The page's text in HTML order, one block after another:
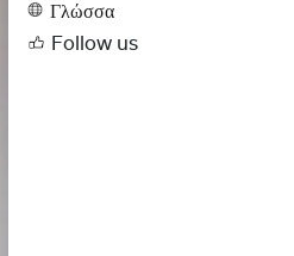
Γλώσσα
Follow us